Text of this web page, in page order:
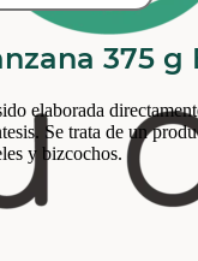
375 g
elaborada
Se trata de un
y bizcochos.